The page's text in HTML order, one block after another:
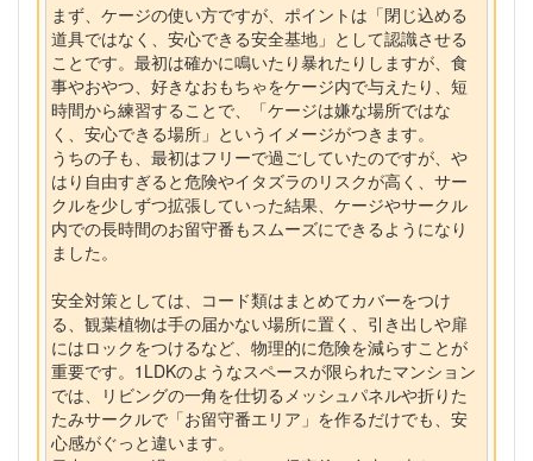
まず、ケージの使い方ですが、ポイントは「閉じ込める
道具ではなく、安心できる安全基地」として認識させる
ことです。最初は確かに鳴いたり暴れたりしますが、食
事やおやつ、好きなおもちゃをケージ内で与えたり、短
時間から練習することで、「ケージは嫌な場所ではな
く、安心できる場所」というイメージがつきます。
うちの子も、最初はフリーで過ごしていたのですが、や
はり自由すぎると危険やイタズラのリスクが高く、サー
クルを少しずつ拡張していった結果、ケージやサークル
内での長時間のお留守番もスムーズにできるようになり
ました。
安全対策としては、コード類はまとめてカバーをつけ
る、観葉植物は手の届かない場所に置く、引き出しや扉
にはロックをつけるなど、物理的に危険を減らすことが
重要です。1LDKのようなスペースが限られたマンション
では、リビングの一角を仕切るメッシュパネルや折りた
たみサークルで「お留守番エリア」を作るだけでも、安
心感がぐっと違います。